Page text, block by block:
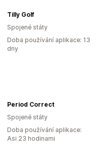
Tilly Golf
Spojené státy
Doba používání aplikace: 13
dny
Period Correct
Spojené státy
Doba používání aplikace:
Asi 23 hodinami